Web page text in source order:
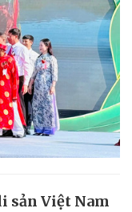
sản Việt Nam